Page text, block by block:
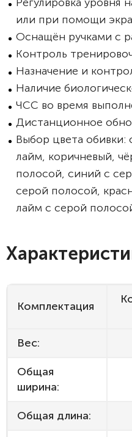
или при помощи
Оснащён ручками с
Контроль
Назначение и
Наличие
ЧСС во время
Дистанционное
Выбор цвета обивки:
лайм, коричневый,
полосой, синий с
серой полосой,
лайм с серой
Комплектация
Вес:
Общая
ширина:
Общая длина: